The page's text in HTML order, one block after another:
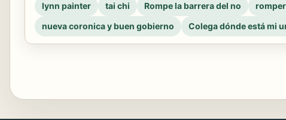
lynn painter tai chi Rompe la barrera del no
nueva coronica y buen gobierno
Colega dónde está mi